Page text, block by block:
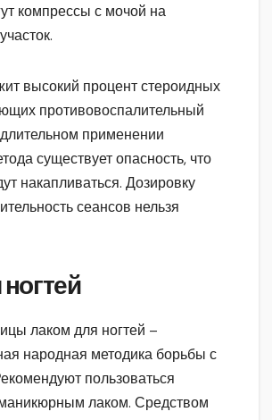
компрессы с мочой на
высокий процент стероидных
противовоспалительный
применении
существует опасность, что
накапливаться. Дозировку
сеансов нельзя
лаком для ногтей –
народная методика борьбы с
пользоваться
лаком. Средством